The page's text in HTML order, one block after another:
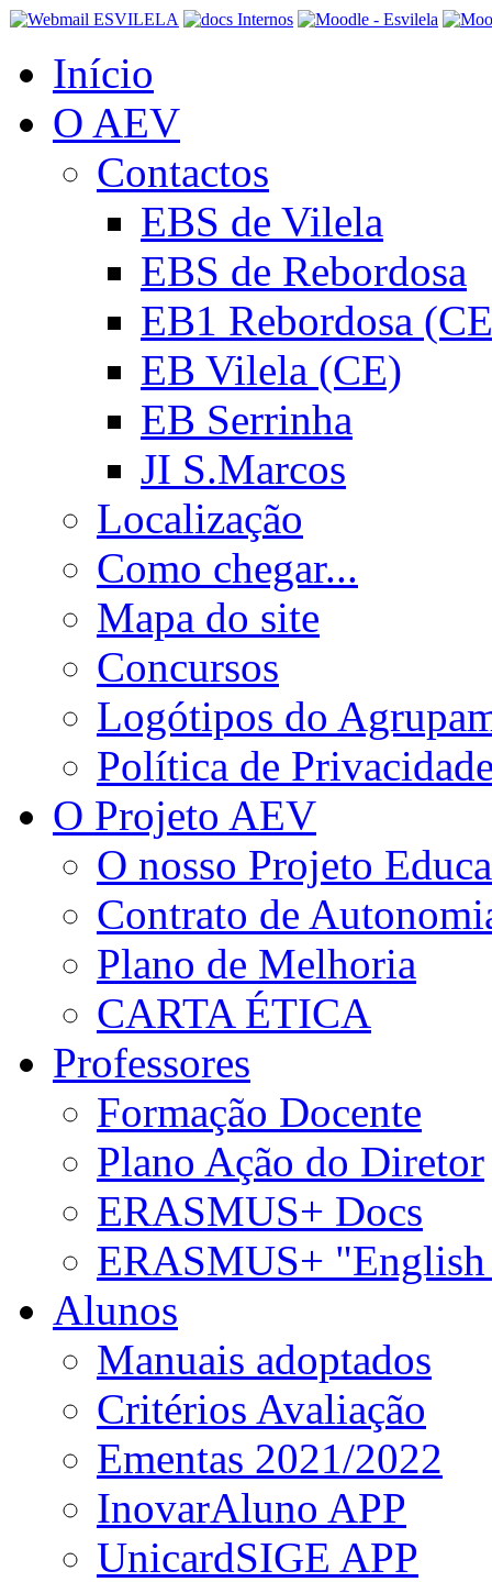
Início
O AEV
Contactos
EBS de Vilela
EBS de Rebordosa
EB1 Rebordosa
EB Vilela (CE)
EB Serrinha
JI S.Marcos
Localização
Como chegar...
Mapa do site
Concursos
Logótipos do
Política de
O Projeto AEV
O nosso Projeto
Contrato de
Plano de Melhoria
CARTA ÉTICA
Professores
Formação Docente
Plano Ação do Diretor
ERASMUS+ Docs
ERASMUS+
Alunos
Manuais adoptados
Critérios Avaliação
Ementas 2021/2022
InovarAluno APP
UnicardSIGE APP